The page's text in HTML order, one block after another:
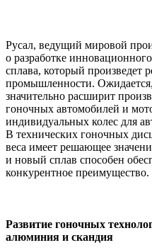
Русал, ведущий мировой
о разработке
сплава, который произведет
промышленности.
значительно расширит
гоночных автомобилей и
индивидуальных колес для
В технических гоночных
веса имеет решающее
и новый сплав способен
конкурентное преимущество.
Развитие гоночных
алюминия и скандия